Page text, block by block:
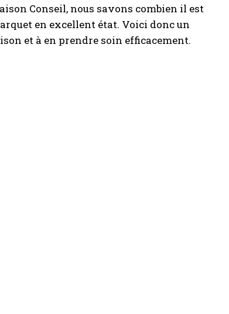
Conseil, nous savons combien il est
en excellent état. Voici donc un
et à en prendre soin efficacement.